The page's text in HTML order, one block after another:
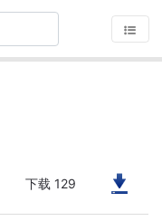
下载 129